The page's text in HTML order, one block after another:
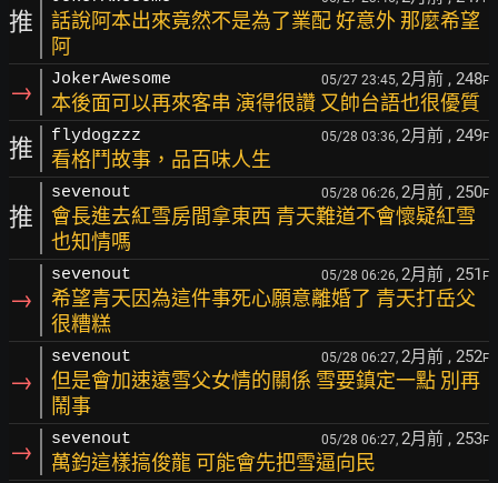
推
話說阿本出來竟然不是為了業配 好意外 那麼希望
阿
→ JokerAwesome 05/27 23:45, 2月前 , 248F
本後面可以再來客串 演得很讚 又帥台語也很優質
推 flydogzzz 05/28 03:36, 2月前 , 249F
看格鬥故事，品百味人生
推
sevenout 05/28 06:26, 2月前 , 250F
會長進去紅雪房間拿東西 青天難道不會懷疑紅雪
也知情嗎
→
sevenout 05/28 06:26, 2月前 , 251 F
希望青天因為這件事死心願意離婚了 青天打岳父
很糟糕
→
sevenout 05/28 06:27, 2月前 , 252F
但是會加速遠雪父女情的關係 雪要鎮定一點 別再
鬧事
→ sevenout 05/28 06:27, 2月前 , 253F
萬鈞這樣搞俊龍 可能會先把雪逼向民